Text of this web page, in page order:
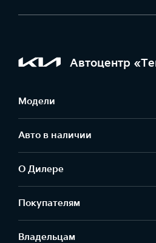
Автоцентр
Модели
Авто в наличии
О Дилере
Покупателям
Владельцам